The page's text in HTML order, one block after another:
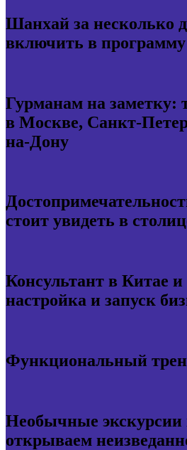
Шанхай за несколько
включить в программу
Гурманам на заметку:
в Москве, Санкт-
на-Дону
стоит увидеть в
Консультант в Китае и
настройка и запуск
Функциональный
Необычные экскурсии
открываем